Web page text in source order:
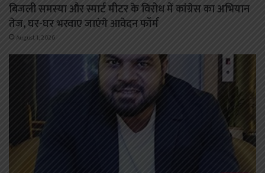
बिजली समस्या और स्मार्ट मीटर के विरोध में कांग्रेस का अभियान
तेज, घर-घर भरवाए जाएंगे आवेदन फॉर्म
August 1, 2026